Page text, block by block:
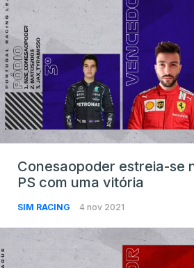
Conesaopoder estreia-se
PS com uma vitória
SIM RACING 4 nov 2021